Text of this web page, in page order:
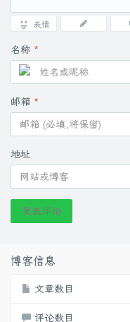
表情
名称 *
邮箱 *
地址
发表评论
博客信息
文章数目
评论数目